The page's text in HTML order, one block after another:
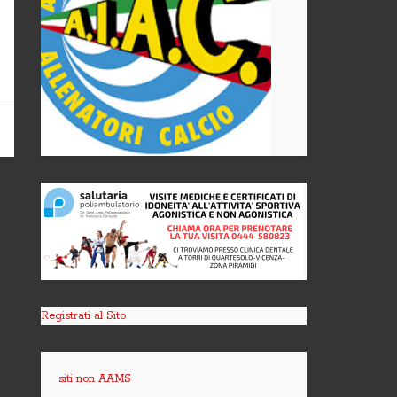
Registrati al Sito
siti non AAMS